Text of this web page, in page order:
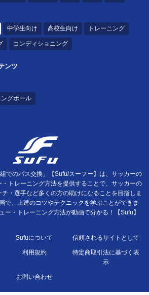
中学生向け 高校生向け トレーニング
コンディショニング
ンツ
ングボール
でのパス交換」【Sufu/スーフー】は、サッカーの
トレーニング方法を提供することで、サッカーの
・選手など多くの方の助けになることを目指しま
で、上達のコツやテクニックを学ぶことができま
ー・トレーニング方法が動画で分かる！【Sufu】
Sufuについて 信頼されるサイトとして
利用規約
特定商取引法に基づく表
示
お問い合わせ